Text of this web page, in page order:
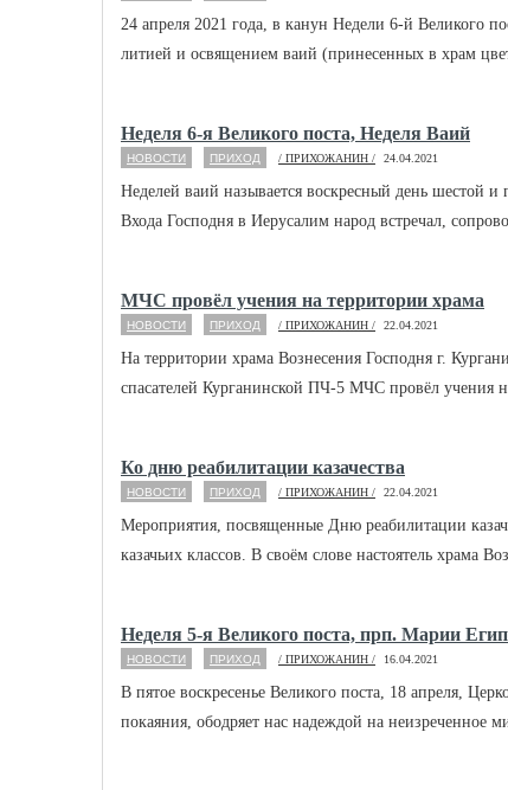
24 апреля 2021 года, в канун Недели 6-й Великого
литией и освящением ваий (принесенных в храм
Неделя 6-я Великого поста, Неделя Ваий
НОВОСТИ ПРИХОД / ПРИХОЖАНИН / 24.04.2021
Неделей ваий называется воскресный день шестой
Входа Господня в Иерусалим народ встречал,
МЧС провёл учения на территории храма
НОВОСТИ ПРИХОД / ПРИХОЖАНИН / 22.04.2021
На территории храма Вознесения Господня г.
спасателей Курганинской ПЧ-5 МЧС провёл учения
Ко дню реабилитации казачества
НОВОСТИ ПРИХОД / ПРИХОЖАНИН / 22.04.2021
Мероприятия, посвященные Дню реабилитации
казачьих классов. В своём слове настоятель храма
Неделя 5-я Великого поста, прп. Марии
НОВОСТИ ПРИХОД / ПРИХОЖАНИН / 16.04.2021
В пятое воскресенье Великого поста, 18 апреля,
покаяния, ободряет нас надеждой на неизреченное